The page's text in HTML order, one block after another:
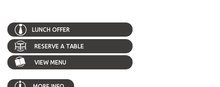
LUNCH OFFER
RESERVE A TABLE
VIEW MENU